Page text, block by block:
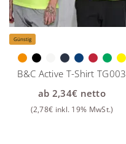
Günstig
B&C Active T-Shirt TG003
ab 2,34€ netto
(2,78€ inkl. 19% MwSt.)